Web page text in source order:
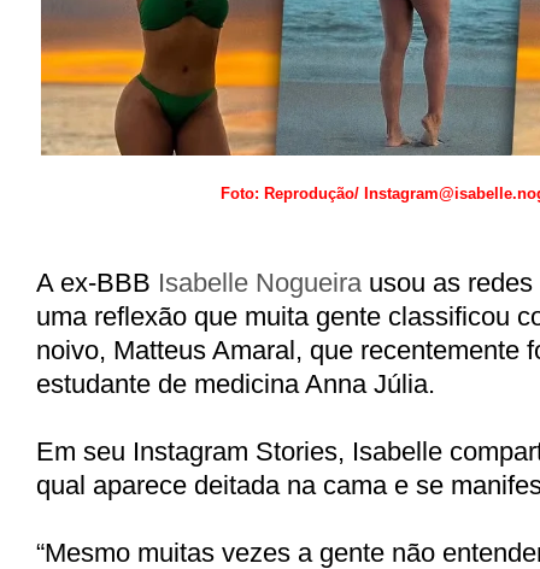
Foto: Reprodução/
A ex-BBB Isabelle Nogueira usou as
uma reflexão que muita gente classificou
noivo, Matteus Amaral, que recentemente
estudante de medicina Anna Júlia.
Em seu Instagram Stories, Isabelle
qual aparece deitada na cama e se
“Mesmo muitas vezes a gente não